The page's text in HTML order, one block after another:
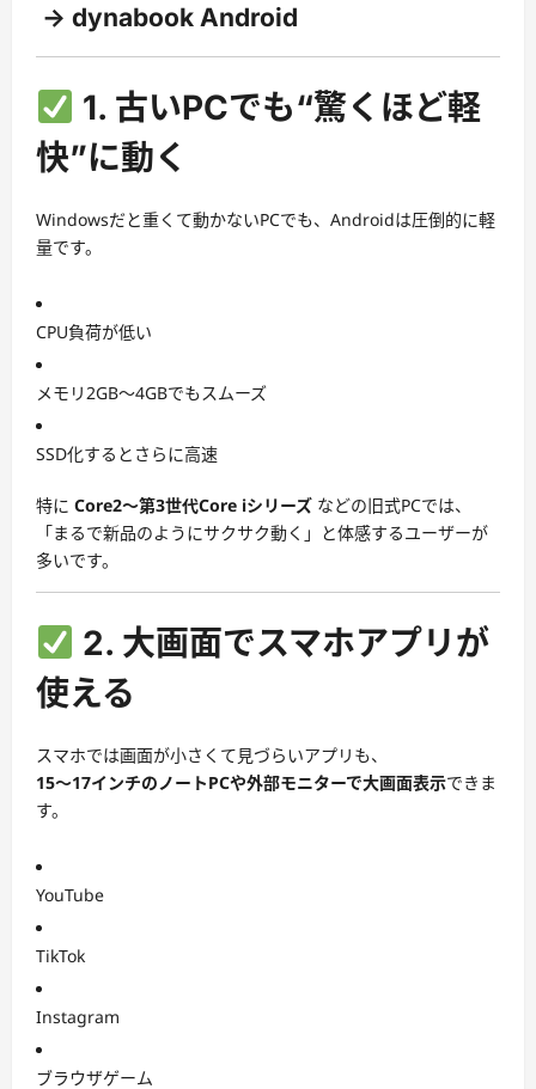
-> dynabook Android
1. 古いPCでも“驚くほど軽
快”に動く
Windowsだと重くて動かないPCでも、Androidは圧倒的に軽
量です。
CPU負荷が低い
メモリ2GB〜4GBでもスムーズ
SSD化するとさらに高速
特に Core2〜第3世代Core iシリーズ などの旧式PCでは、
「まるで新品のようにサクサク動く」と体感するユーザーが
多いです。
2. 大画面でスマホアプリが
使える
スマホでは画面が小さくて見づらいアプリも、
15〜17インチのノートPCや外部モニターで大画面表示できま
す。
YouTube
TikTok
Instagram
ブラウザゲーム